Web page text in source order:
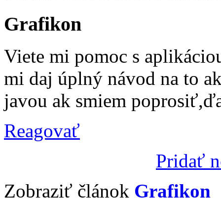
Grafikon
Viete mi pomoc s
mi daj úplný návod na to
javou ak smiem
Reagovať
Pridať
Zobraziť článok Grafikon